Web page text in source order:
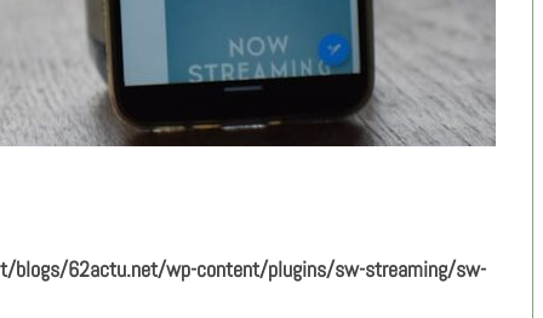
blogs/62actu.net/wp-content/plugins/sw-streaming/sw-